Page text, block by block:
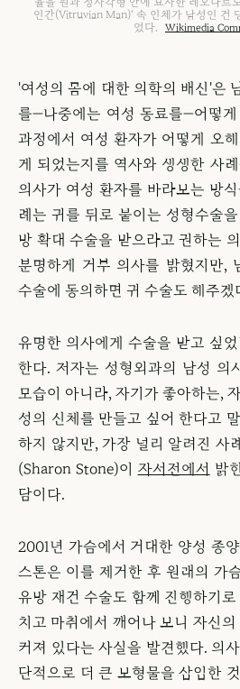
인간(Vitruvian Man)' 속 인체가 남성인 건
었다.
Wikimedia
'여성의 몸에 대한 의학의 배신'은
를—나중에는 여성 동료를—어떻
과정에서 여성 환자가 어떻게 오
게 되었는지를 역사와 생생한 사
의사가 여성 환자를 바라보는 방
례는 귀를 뒤로 붙이는 성형수술
방 확대 수술을 받으라고 권하는
분명하게 거부 의사를 밝혔지만,
수술에 동의하면 귀 수술도 해주겠
유명한 의사에게 수술을 받고 싶
한다. 저자는 성형외과의 남성 의
모습이 아니라, 자기가 좋아하는,
성의 신체를 만들고 싶어 한다고
하지 않지만, 가장 널리 알려진 사
(Sharon Stone)이 자서전에서
밝
담이다.
2001년 가슴에서 거대한 양성 종
스톤은 이를 제거한 후 원래의 가
유방 재건 수술도 함께 진행하기
치고 마취에서 깨어나 보니 자신
커져 있다는 사실을 발견했다. 의
단적으로 더 큰 보형물을 삽입한